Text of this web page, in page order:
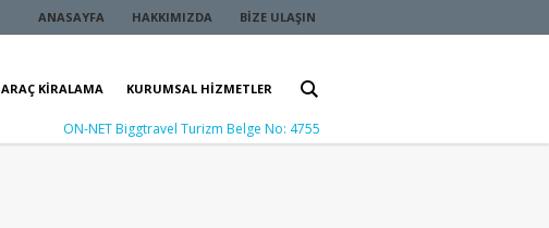
ANASAYFA HAKKIMIZDA BIZE ULAŞIN
ARAÇ KIRALAMA KURUMSAL HIZMETLER
ON-NET Biggtravel Turizm Belge No: 4755